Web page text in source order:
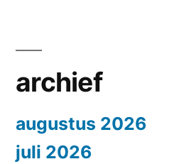
archief
augustus 2026
juli 2026